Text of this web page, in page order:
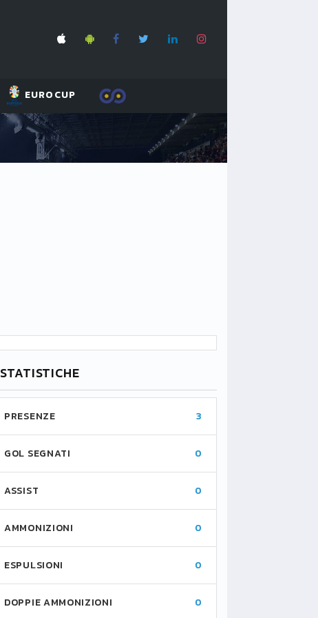
EUROCUP
STATISTICHE
PRESENZE 3
GOL SEGNATI 0
ASSIST 0
AMMONIZIONI 0
ESPULSIONI 0
DOPPIE AMMONIZIONI 0